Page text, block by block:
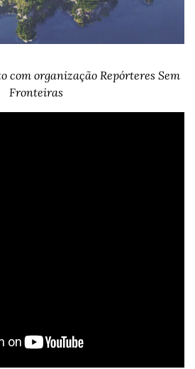
com organização Repórteres Sem
Fronteiras